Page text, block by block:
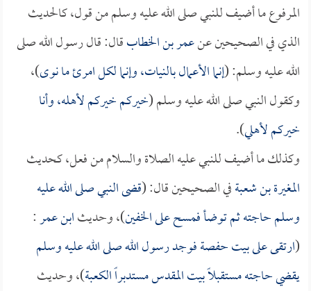
المرفوع ما أضيف للنبي صلى الله عليه وسلم من قول، كالحديث
الذي في الصحيحين عنعمر بن الخطابقال: قال رسول الله صلى
الله عليه وسلم: (إنما الأعمال بالنيات، وإنما لكل امرئ ما نوى)،
وكقول النبي صلى الله عليه وسلم (خيركم خيركم لأهله، وأنا
خيركم لأهلي).
وكذلك ما أضيف للنبي عليه الصلاة والسلام من فعل، كحديث
المغيرة بن شعبةفي الصحيحين قال: (قضى النبي صلى الله عليه
وسلم حاجته ثم توضأ فمسح على الخفين)، وحديثابن عمر:
(ارتقى على بيتحفصةفوجد رسول الله صلى الله عليه وسلم
يقضي حاجته مستقبلاً بيت المقدس مستدبراً الكعبة)، وحديث